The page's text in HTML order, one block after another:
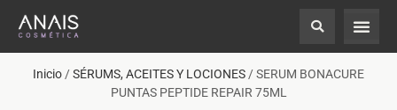
Inicio /SÉRUMS, ACEITES Y LOCIONES / SERUM BONACURE
PUNTAS PEPTIDE REPAIR 75ML